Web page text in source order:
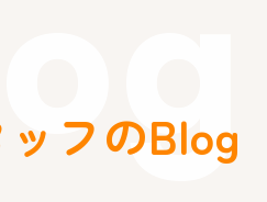
フのBlog